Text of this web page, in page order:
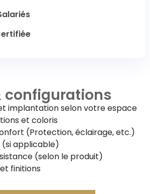
configurations
implantation selon votre espace
et coloris
(Protection, éclairage, etc.)
applicable)
(selon le produit)
finitions